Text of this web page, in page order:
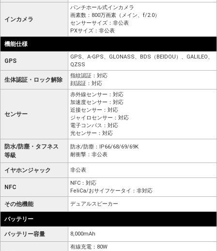
インカメラ
パンチホール式インカメラ
画素数：800万画素（メイン、f/2.0）
センサーサイズ：非公表
PXサイズ：非公表
機能仕様
GPS
GPS、A-GPS、GLONASS、BDS（BEIDOU）、GALILEO、
QZSS
生体認証・ロック解除
指紋認証：対応
顔認証：対応
センサー
赤外線センサー：対応
加速度センサー：対応
近接センサー：対応
ジャイロセンサー：対応
電子コンパス：対応
光センサー：対応
防水/防塵・タフネス
等級
防水/防塵：IP66/68/69/69K
耐衝撃：非公表
イヤホンジャック 非公表
NFC
NFC：対応
FeliCa/おサイフケータイ：非対応
その他機能 デュアルスピーカー
バッテリー
バッテリー容量 8,000mAh
有線充電：80W